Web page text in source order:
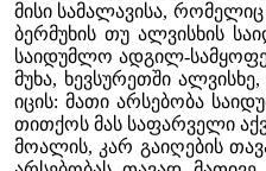
მისი სამალავისა,
ბერმუხის თუ ალვისხის
საიდუმლო ადგილ-
მუხა, ხევსურეთში
იცის: მათი არსებობა
თითქოს მას საფარველი
მოალის, კარ გაიღების